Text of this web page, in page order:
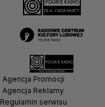
Agencja Promocji
Agencja Reklamy
Regulamin serwisu